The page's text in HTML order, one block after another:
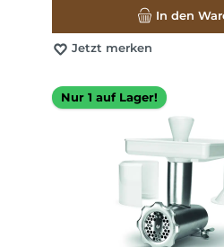
In den
Jetzt merken
Nur 1 auf Lager!